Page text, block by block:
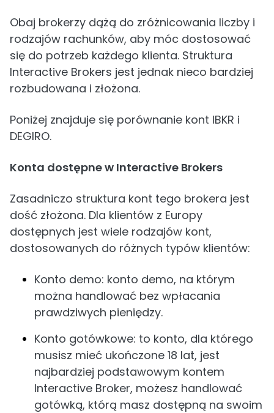
Obaj brokerzy dążą do zróżnicowania liczby i
rodzajów rachunków, aby móc dostosować
się do potrzeb każdego klienta. Struktura
Interactive Brokers jest jednak nieco bardziej
rozbudowana i złożona.
Poniżej znajduje się porównanie kont IBKR i
DEGIRO.
Konta dostępne w Interactive Brokers
Zasadniczo struktura kont tego brokera jest
dość złożona. Dla klientów z Europy
dostępnych jest wiele rodzajów kont,
dostosowanych do różnych typów klientów:
Konto demo: konto demo, na którym
można handlować bez wpłacania
prawdziwych pieniędzy.
Konto gotówkowe: to konto, dla którego
musisz mieć ukończone 18 lat, jest
najbardziej podstawowym kontem
Interactive Broker, możesz handlować
gotówką, którą masz dostępną na swoim